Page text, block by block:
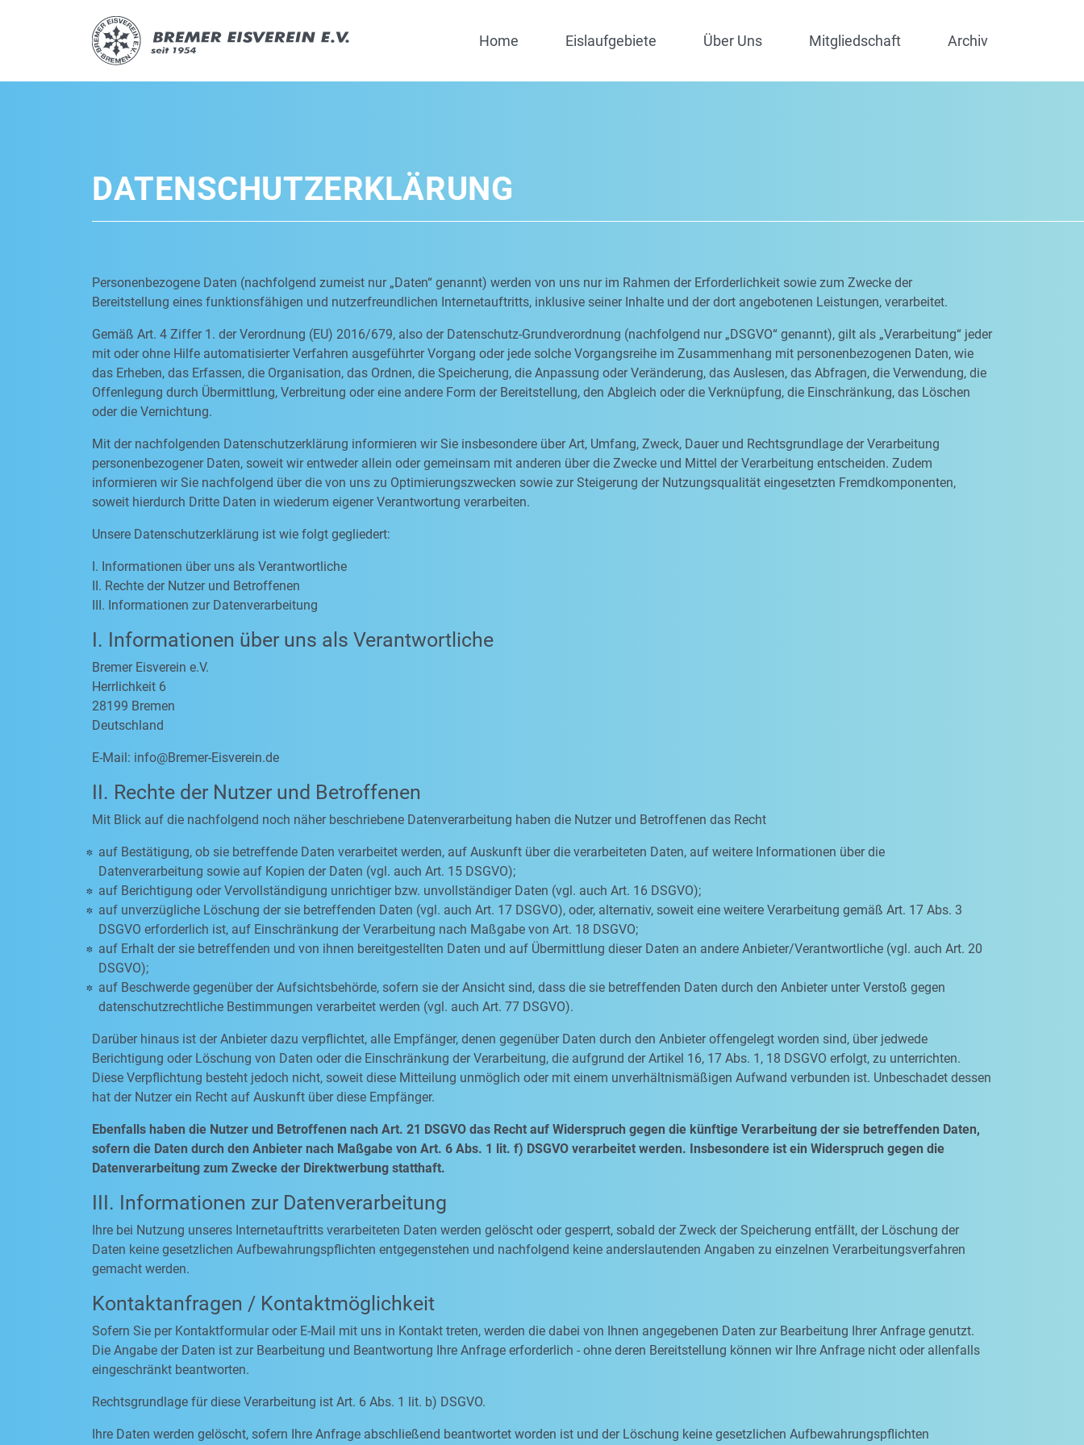
Home Eislaufgebiete Über Uns Mitgliedschaft Archiv
DATENSCHUTZERKLÄRUNG
Personenbezogene Daten (nachfolgend zumeist nur „Daten“ genannt) werden von uns nur im Rahmen der Erforderlichkeit sowie zum Zwecke der
Bereitstellung eines funktionsfähigen und nutzerfreundlichen Internetauftritts, inklusive seiner Inhalte und der dort angebotenen Leistungen, verarbeitet.
Gemäß Art. 4 Ziffer 1. der Verordnung (EU) 2016/679, also der Datenschutz-Grundverordnung (nachfolgend nur „DSGVO“ genannt), gilt als „Verarbeitung“ jeder
mit oder ohne Hilfe automatisierter Verfahren ausgeführter Vorgang oder jede solche Vorgangsreihe im Zusammenhang mit personenbezogenen Daten, wie
das Erheben, das Erfassen, die Organisation, das Ordnen, die Speicherung, die Anpassung oder Veränderung, das Auslesen, das Abfragen, die Verwendung, die
Offenlegung durch Übermittlung, Verbreitung oder eine andere Form der Bereitstellung, den Abgleich oder die Verknüpfung, die Einschränkung, das Löschen
oder die Vernichtung.
Mit der nachfolgenden Datenschutzerklärung informieren wir Sie insbesondere über Art, Umfang, Zweck, Dauer und Rechtsgrundlage der Verarbeitung
personenbezogener Daten, soweit wir entweder allein oder gemeinsam mit anderen über die Zwecke und Mittel der Verarbeitung entscheiden. Zudem
informieren wir Sie nachfolgend über die von uns zu Optimierungszwecken sowie zur Steigerung der Nutzungsqualität eingesetzten Fremdkomponenten,
soweit hierdurch Dritte Daten in wiederum eigener Verantwortung verarbeiten.
Unsere Datenschutzerklärung ist wie folgt gegliedert:
I. Informationen über uns als Verantwortliche
II. Rechte der Nutzer und Betroffenen
III. Informationen zur Datenverarbeitung
I. Informationen über uns als Verantwortliche
Bremer Eisverein e.V.
Herrlichkeit 6
28199 Bremen
Deutschland
E-Mail: info@Bremer-Eisverein.de
II. Rechte der Nutzer und Betroffenen
Mit Blick auf die nachfolgend noch näher beschriebene Datenverarbeitung haben die Nutzer und Betroffenen das Recht
auf Bestätigung, ob sie betreffende Daten verarbeitet werden, auf Auskunft über die verarbeiteten Daten, auf weitere Informationen über die
Datenverarbeitung sowie auf Kopien der Daten (vgl. auch Art. 15 DSGVO);
auf Berichtigung oder Vervollständigung unrichtiger bzw. unvollständiger Daten (vgl. auch Art. 16 DSGVO);
auf unverzügliche Löschung der sie betreffenden Daten (vgl. auch Art. 17 DSGVO), oder, alternativ, soweit eine weitere Verarbeitung gemäß Art. 17 Abs. 3
DSGVO erforderlich ist, auf Einschränkung der Verarbeitung nach Maßgabe von Art. 18 DSGVO;
auf Erhalt der sie betreffenden und von ihnen bereitgestellten Daten und auf Übermittlung dieser Daten an andere Anbieter/Verantwortliche (vgl. auch Art. 20
DSGVO);
auf Beschwerde gegenüber der Aufsichtsbehörde, sofern sie der Ansicht sind, dass die sie betreffenden Daten durch den Anbieter unter Verstoß gegen
datenschutzrechtliche Bestimmungen verarbeitet werden (vgl. auch Art. 77 DSGVO).
Darüber hinaus ist der Anbieter dazu verpflichtet, alle Empfänger, denen gegenüber Daten durch den Anbieter offengelegt worden sind, über jedwede
Berichtigung oder Löschung von Daten oder die Einschränkung der Verarbeitung, die aufgrund der Artikel 16, 17 Abs. 1, 18 DSGVO erfolgt, zu unterrichten.
Diese Verpflichtung besteht jedoch nicht, soweit diese Mitteilung unmöglich oder mit einem unverhältnismäßigen Aufwand verbunden ist. Unbeschadet dessen
hat der Nutzer ein Recht auf Auskunft über diese Empfänger.
Ebenfalls haben die Nutzer und Betroffenen nach Art. 21 DSGVO das Recht auf Widerspruch gegen die künftige Verarbeitung der sie betreffenden Daten,
sofern die Daten durch den Anbieter nach Maßgabe von Art. 6 Abs. 1 lit. f) DSGVO verarbeitet werden. Insbesondere ist ein Widerspruch gegen die
Datenverarbeitung zum Zwecke der Direktwerbung statthaft.
III. Informationen zur Datenverarbeitung
Ihre bei Nutzung unseres Internetauftritts verarbeiteten Daten werden gelöscht oder gesperrt, sobald der Zweck der Speicherung entfällt, der Löschung der
Daten keine gesetzlichen Aufbewahrungspflichten entgegenstehen und nachfolgend keine anderslautenden Angaben zu einzelnen Verarbeitungsverfahren
gemacht werden.
Kontaktanfragen / Kontaktmöglichkeit
Sofern Sie per Kontaktformular oder E-Mail mit uns in Kontakt treten, werden die dabei von Ihnen angegebenen Daten zur Bearbeitung Ihrer Anfrage genutzt.
Die Angabe der Daten ist zur Bearbeitung und Beantwortung Ihre Anfrage erforderlich - ohne deren Bereitstellung können wir Ihre Anfrage nicht oder allenfalls
eingeschränkt beantworten.
Rechtsgrundlage für diese Verarbeitung ist Art. 6 Abs. 1 lit. b) DSGVO.
Ihre Daten werden gelöscht, sofern Ihre Anfrage abschließend beantwortet worden ist und der Löschung keine gesetzlichen Aufbewahrungspflichten